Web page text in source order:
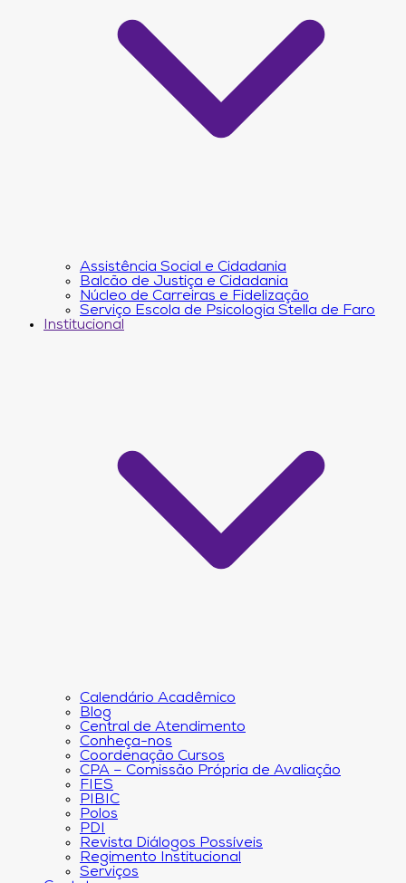
Assistência Social e Cidadania
Balcão de Justiça e Cidadania
Núcleo de Carreiras e Fidelização
Serviço Escola de Psicologia Stella de Faro
Institucional
Calendário Acadêmico
Blog
Central de Atendimento
Conheça-nos
Coordenação Cursos
CPA – Comissão Própria de Avaliação
FIES
PIBIC
Polos
PDI
Revista Diálogos Possíveis
Regimento Institucional
Serviços